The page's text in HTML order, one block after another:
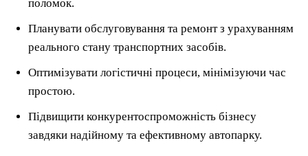
поломок.
Планувати обслуговування та ремонт з урахуванням
реального стану транспортних засобів.
Оптимізувати логістичні процеси, мінімізуючи час
простою.
Підвищити конкурентоспроможність бізнесу
завдяки надійному та ефективному автопарку.